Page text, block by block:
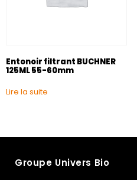
Entonoir filtrant BUCHNER
125ML 55-60mm
Lire la suite
Groupe Univers Bio